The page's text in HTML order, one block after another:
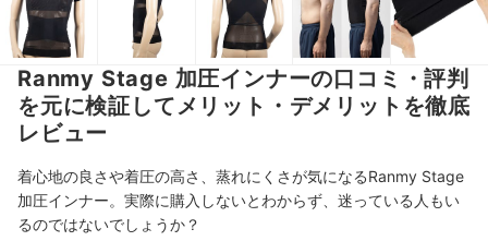
Ranmy Stage 加圧インナーの口コミ・評判
を元に検証してメリット・デメリットを徹底
レビュー
着心地の良さや着圧の高さ、蒸れにくさが気になるRanmy Stage
加圧インナー。実際に購入しないとわからず、迷っている人もい
るのではないでしょうか？